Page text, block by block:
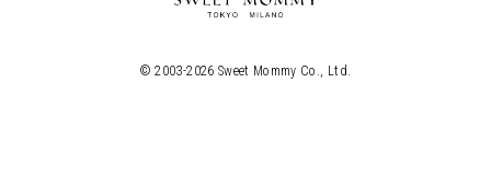
© 2003-2026 Sweet Mommy Co., Ltd.